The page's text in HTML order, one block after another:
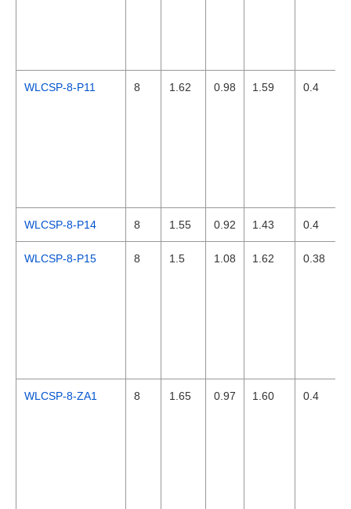
WLCSP-8-P11 8 1.62 0.98 1.59 0.4
WLCSP-8-P14 8 1.55 0.92 1.43 0.4
WLCSP-8-P15 8 1.5 1.08 1.62 0.38
WLCSP-8-ZA1 8 1.65 0.97 1.60 0.4